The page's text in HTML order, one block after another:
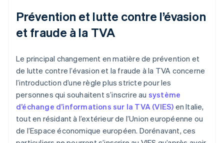
Prévention et lutte contre l’évasion
et fraude à la TVA
Le principal changement en matière de prévention et
de lutte contre l’évasion et la fraude à la TVA concerne
l’introduction d’une règle plus stricte pour les
personnes qui souhaitent s’inscrire au système
d’échange d’informations sur la TVA (VIES) en Italie,
tout en résidant à l’extérieur de l’Union européenne ou
de l’Espace économique européen. Dorénavant, ces